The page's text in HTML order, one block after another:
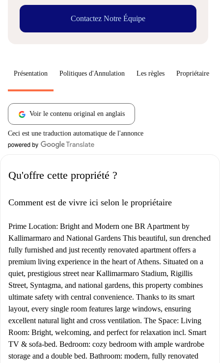
Contactez Notre Équipe
Présentation Politiques d'Annulation Les règles Propriétaire
Voir le contenu original en anglais
Ceci est une traduction automatique de l'annonce
Qu'offre cette propriété ?
Comment est de vivre ici selon le propriétaire
Prime Location: Bright and Modern one BR Apartment by
Kallimarmaro and National Gardens This beautiful, sun drenched
fully furnished and just recently renovated apartment offers a
premium living experience in the heart of Athens. Situated on a
quiet, prestigious street near Kallimarmaro Stadium, Rigillis
Street, Syntagma, and national gardens, this property combines
ultimate safety with central convenience. Thanks to its smart
layout, every single room features large windows, ensuring
excellent natural light and cross ventilation. The Space: Living
Room: Bright, welcoming, and perfect for relaxation incl. Smart
TV & sofa-bed. Bedroom: cozy bedroom with ample wardrobe
storage and a double bed. Bathroom: modern, fully renovated